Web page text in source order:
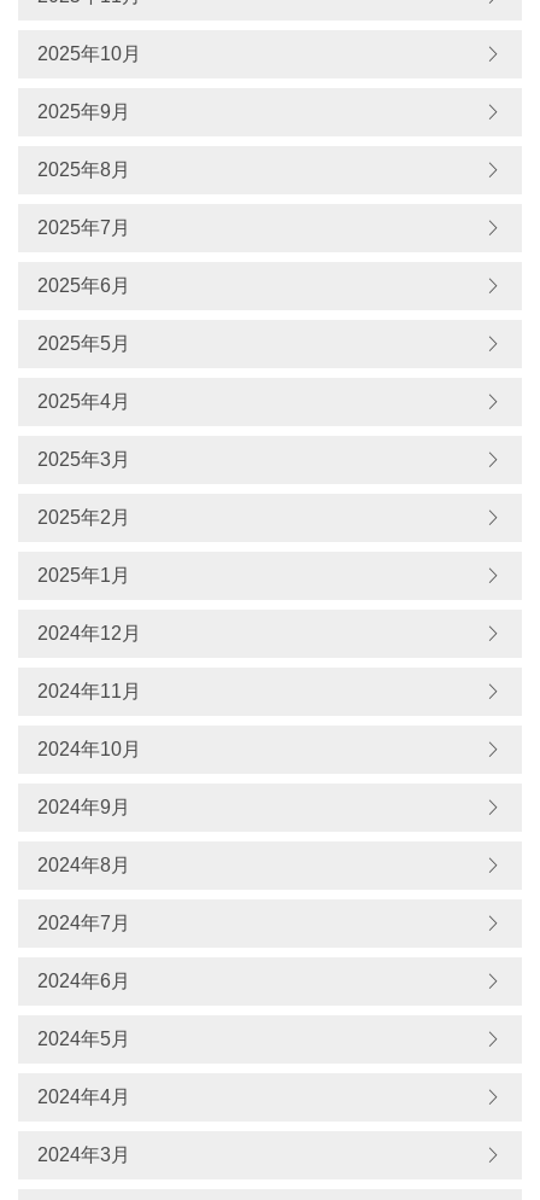
2025年10月
2025年9月
2025年8月
2025年7月
2025年6月
2025年5月
2025年4月
2025年3月
2025年2月
2025年1月
2024年12月
2024年11月
2024年10月
2024年9月
2024年8月
2024年7月
2024年6月
2024年5月
2024年4月
2024年3月